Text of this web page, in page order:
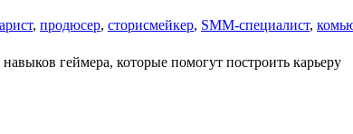
, продюсер, сторисмейкер, SMM-специалист,